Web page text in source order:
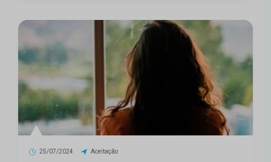
25/07/2024 Aceitação